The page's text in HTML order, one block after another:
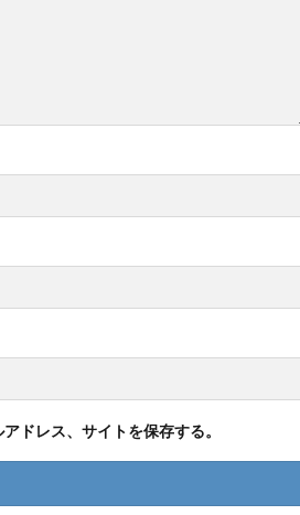
ドレス、サイトを保存する。